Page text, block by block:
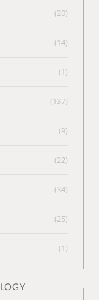
(20)
(14)
(1)
(137)
(9)
(22)
(34)
(25)
(1)